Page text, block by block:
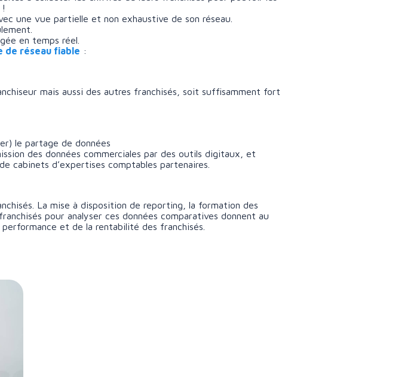
une vue partielle et non exhaustive de son réseau.
en temps réel.
de réseau fiable :
mais aussi des autres franchisés, soit suffisamment fort
le partage de données
des données commerciales par des outils digitaux, et
cabinets d’expertises comptables partenaires.
La mise à disposition de reporting, la formation des
pour analyser ces données comparatives donnent au
et de la rentabilité des franchisés.